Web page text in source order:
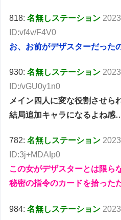
818:名無しステーション
ID:vf4v/F4V0
お、お前がデザスターだった
930:名無しステーション
ID:/vGU0y1n0
メイン四人に変な役割させら
結局追加キャラになるよね
782:名無しステーション
ID:3j+MDAIp0
この女がデザスターとは限ら
秘密の指令のカードを拾った
984:名無しステーション